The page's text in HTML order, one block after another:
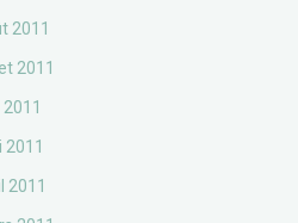
2011
2011
2011
2011